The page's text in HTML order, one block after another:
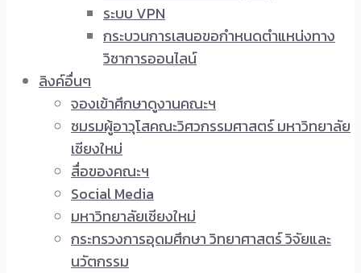
ระบบ VPN
กระบวนการเสนอขอกำหนดตำแหน่งทาง
วิชาการออนไลน์
ลิงค์อื่นๆ
จองเข้าศึกษาดูงานคณะฯ
ชมรมผู้อาวุโสคณะวิศวกรรมศาสตร์ มหาวิทยาลัย
เชียงใหม่
สื่อของคณะฯ
Social Media
มหาวิทยาลัยเชียงใหม่
กระทรวงการอุดมศึกษา วิทยาศาสตร์ วิจัยและ
นวัตกรรม